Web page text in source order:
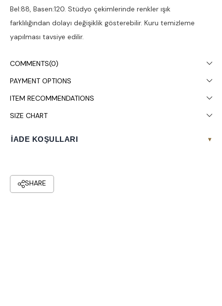
Bel:88, Basen:120. Stüdyo çekimlerinde renkler ışık
farklılığından dolayı değişiklik gösterebilir. Kuru temizleme
yapılması tavsiye edilir.
COMMENTS(0)
PAYMENT OPTIONS
ITEM RECOMMENDATIONS
SIZE CHART
İADE KOŞULLARI ▾